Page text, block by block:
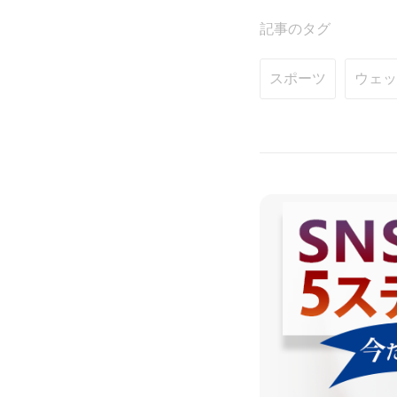
記事のタグ
スポーツ ウェ